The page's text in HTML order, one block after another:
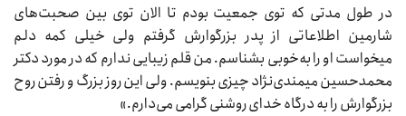
در طول مدتی که توی جمعیت بودم تا الان توی بین صحبت‌های
شارمین اطلاعاتی از پدر بزرگوارش گرفتم ولی خیلی کمه دلم
می‏خواست او را به‌خوبی بشناسم. من قلم زیبایی ندارم که در مورد دکتر
محمدحسین میمندی‌نژاد چیزی بنویسم. ولی این روز بزرگ و رفتن روح
بزرگوارش را به درگاه خدای روشنی گرامی می‌دارم.»